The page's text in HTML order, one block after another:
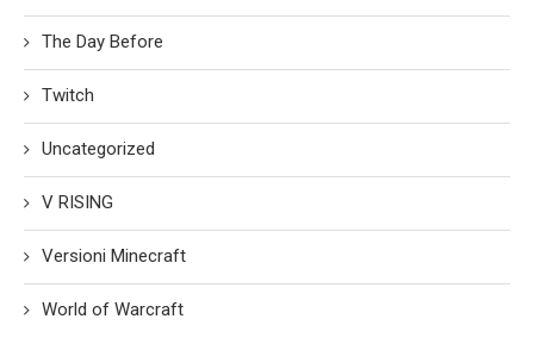
The Day Before
Twitch
Uncategorized
V RISING
Versioni Minecraft
World of Warcraft